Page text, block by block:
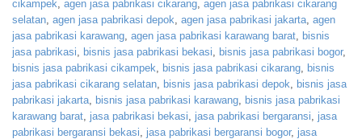
cikampek agen jasa pabrikasi cikarang agen jasa pabrikasi cikarang
selatan agen jasa pabrikasi depok agen jasa pabrikasi jakarta agen
jasa pabrikasi karawang agen jasa pabrikasi karawang barat bisnis
jasa pabrikasi
bisnis jasa pabrikasi bekasi bisnis jasa pabrikasi bogor,
bisnis jasa pabrikasi cikampek
bisnis jasa pabrikasi cikarang bisnis
jasa pabrikasi cikarang selatan bisnis jasa pabrikasi depok
bisnis jasa
pabrikasi jakarta bisnis jasa pabrikasi karawang bisnis jasa pabrikasi
karawang barat jasa pabrikasi bekasi jasa pabrikasi bergaransi
jasa
pabrikasi bergaransi bekasi
jasa pabrikasi bergaransi bogor, jasa